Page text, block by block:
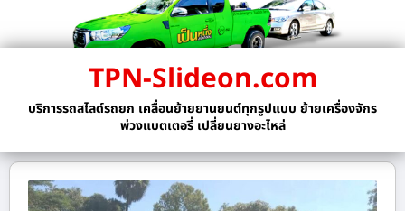
TPN-Slideon.com
บริการรถสไลด์รถยก เคลื่อนย้ายยานยนต์ทุกรูปแบบ ย้ายเครื่องจักร
พ่วงแบตเตอรี่ เปลี่ยนยางอะไหล่